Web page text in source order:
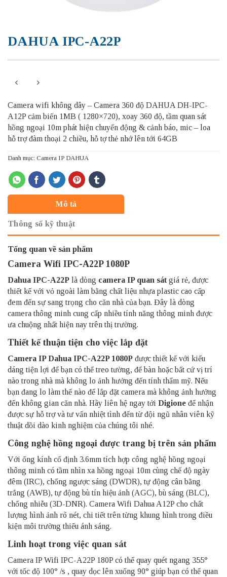
DAHUA IPC-A22P
Camera wifi không dây – Camera 360 độ DAHUA DH-IPC-
A12P cảm biến 1MB ( 1280×720), xoay 360 độ, tầm quan sát
hồng ngoại 10m phát hiện chuyển động & cảnh báo, mic – loa
hỗ trợ đàm thoại 2 chiều, hỗ tợ thẻ nhớ lên tới 64GB
Danh mục: Camera IP DAHUA
Mô tả
Thông số kỹ thuật
Tổng quan về sản phẩm
Camera Wifi IPC-A22P 1080P
Dahua IPC-A22P là dòng camera IP quan sát giá rẻ, được
thiết kế với vỏ ngoài làm bằng chất liệu nhựa plastic cao cấp
đem đến sự sang trọng cho căn nhà của bạn. Đây là dòng
camera thông minh cung cấp nhiều tính năng thông minh được
ưa chuộng nhất hiện nay trên thị trường.
Thiết kế thuận tiện cho việc lắp đặt
Camera IP Dahua IPC-A22P 1080P được thiết kế với kiểu
dáng tiện lợi để bạn có thể treo tường, để bàn hoặc bất cứ vị trí
nào trong nhà mà không lo ảnh hưởng đến tính thẩm mỹ. Nếu
bạn đang lo làm thế nào để lắp đặt camera mà không ảnh hưởng
đến không gian căn nhà. Hãy liên hệ ngay tới Digione để nhận
được sự hỗ trợ và tư vấn nhiệt tình đến từ đội ngũ nhân viên kỹ
thuật dồi dào kinh nghiệm của chúng tôi nhé.
Công nghệ hồng ngoại được trang bị trên sản phẩm
Với ống kính cố định 3.6mm tích hợp công nghệ hồng ngoại
thông minh có tầm nhìn xa hồng ngoại 10m cùng chế độ ngày
đêm (IRC), chống ngược sáng (DWDR), tự động cân bằng
trắng (AWB), tự động bù tín hiệu ảnh (AGC), bù sáng (BLC),
chống nhiễu (3D-DNR). Camera Wifi Dahua A12P cho chất
lượng hình ảnh rõ nét, chi tiết trên từng khung hình trong điều
kiện môi trường thiếu ánh sáng.
Linh hoạt trong việc quan sát
Camera IP Wifi IPC-A22P 180P có thể quay quét ngang 355°
với tốc độ 100° /s , quay dọc lên xuống 90° giúp bạn có thể quan